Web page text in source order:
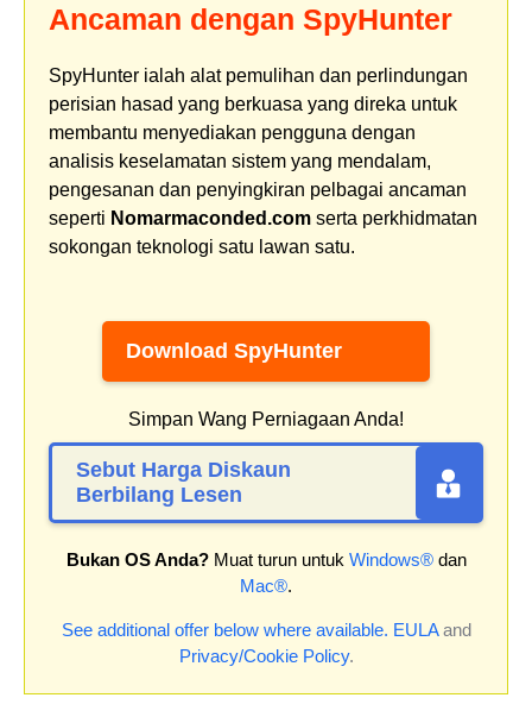
Ancaman dengan SpyHunter
SpyHunter ialah alat pemulihan dan perlindungan
perisian hasad yang berkuasa yang direka untuk
membantu menyediakan pengguna dengan
analisis keselamatan sistem yang mendalam,
pengesanan dan penyingkiran pelbagai ancaman
seperti Nomarmaconded.com serta perkhidmatan
sokongan teknologi satu lawan satu.
Download SpyHunter
Simpan Wang Perniagaan Anda!
Sebut Harga Diskaun
Berbilang Lesen
Bukan OS Anda?Muat turun untuk Windows®dan
Mac®.
See additional offer below where available. EULAand
Privacy/Cookie Policy.